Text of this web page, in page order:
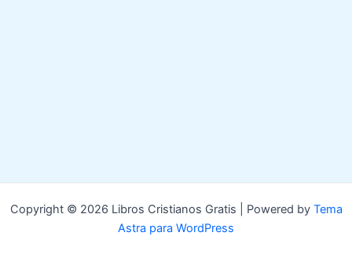
Copyright © 2026 Libros Cristianos Gratis | Powered by Tema
Astra para WordPress